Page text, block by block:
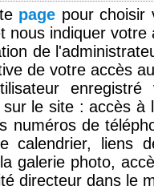
page pour choisir
nous indiquer votre
de
de votre accès
enregistré
le site : accès à
numéros de
calendrier, liens
galerie photo,
directeur dans le